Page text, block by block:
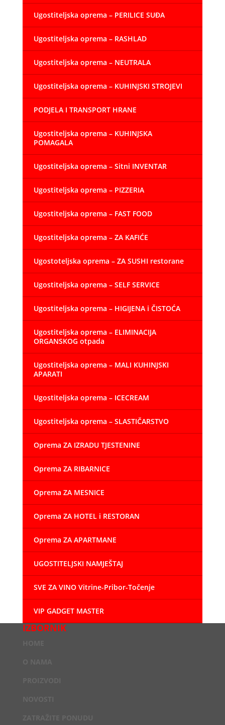
Ugostiteljska oprema – PERILICE SUĐA
Ugostiteljska oprema – RASHLAD
Ugostiteljska oprema – NEUTRALA
Ugostiteljska oprema – KUHINJSKI STROJEVI
PODJELA I TRANSPORT HRANE
Ugostiteljska oprema – KUHINJSKA
POMAGALA
Ugostiteljska oprema – Sitni INVENTAR
Ugostiteljska oprema – PIZZERIA
Ugostiteljska oprema – FAST FOOD
Ugostiteljska oprema – ZA KAFIĆE
Ugostoteljska oprema – ZA SUSHI restorane
Ugostiteljska oprema – SELF SERVICE
Ugostiteljska oprema – HIGIJENA i ČISTOĆA
Ugostiteljska oprema – ELIMINACIJA
ORGANSKOG otpada
Ugostiteljska oprema – MALI KUHINJSKI
APARATI
Ugostiteljska oprema – ICECREAM
Ugostiteljska oprema – SLASTIČARSTVO
Oprema ZA IZRADU TJESTENINE
Oprema ZA RIBARNICE
Oprema ZA MESNICE
Oprema ZA HOTEL i RESTORAN
Oprema ZA APARTMANE
UGOSTITELJSKI NAMJEŠTAJ
SVE ZA VINO Vitrine-Pribor-Točenje
VIP GADGET MASTER
IZBORNIK